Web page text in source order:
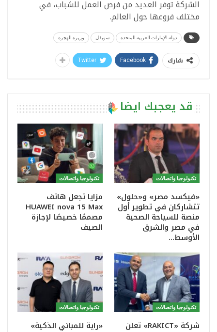
الشركة توفر العديد من فرص العمل للشباب، في
مختلف فروعها حول العالم.
دولة الإمارات العربية المتحدة سويفل وزيرة الهجرة
شارك Facebook
Twitter
قد يعجبك ايضا
تكنولوجيا واتصالات
«فيكسد مصر» و«حلول»
تتشاركان في تطوير أول
منصة للسياحة الصحية
في مصر والشرق
الأوسط…
تكنولوجيا واتصالات
مزايا تجعل هاتف
HUAWEI nova 15 Max
مصممًا خصيصًا لإجازة
الصيف
تكنولوجيا واتصالات
شركة «RAKICT» تعلن
تكنولوجيا واتصالات
«راية للمباني الذكية»